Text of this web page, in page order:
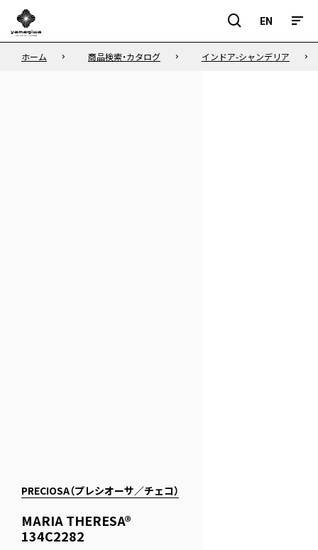
EN
EN
ホーム 商品検索・カタログ インドア-シャンデリア
PRECIOSA（プレシオーサ／チェコ）
MARIA THERESA®
134C2282